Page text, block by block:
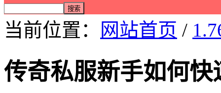
当前位置： 网站首页 /
传奇私服新手如何